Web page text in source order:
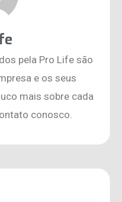
pela Pro Life são
e os seus
mais sobre cada
conosco.